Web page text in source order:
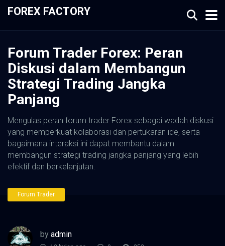
FOREX FACTORY
Forum Trader Forex: Peran
Diskusi dalam Membangun
Strategi Trading Jangka
Panjang
Mengulas peran forum trader Forex sebagai wadah diskusi
yang memperkuat kolaborasi dan pertukaran ide, serta
bagaimana interaksi ini dapat membantu dalam
membangun strategi trading jangka panjang yang lebih
efektif dan berkelanjutan.
Forum Trader
by admin